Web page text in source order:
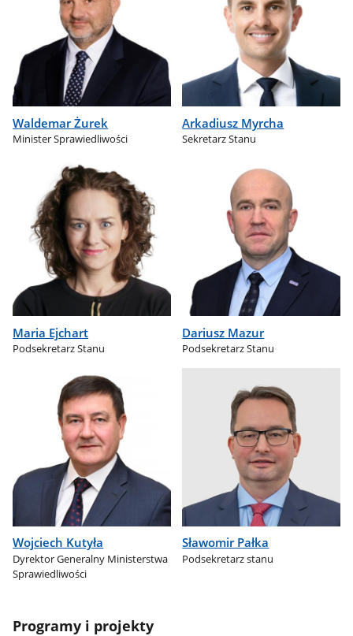
Waldemar Żurek
Minister Sprawiedliwości
Arkadiusz Myrcha
Sekretarz Stanu
Maria Ejchart
Podsekretarz Stanu
Dariusz Mazur
Podsekretarz Stanu
Wojciech Kutyła
Dyrektor Generalny Ministerstwa
Sprawiedliwości
Sławomir Pałka
Podsekretarz stanu
Programy i projekty